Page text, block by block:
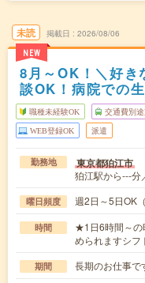
未読
NEW
掲載日 2026/08/06
8月～OK！＼好き
談OK！病院での
職種未経験OK 交通費別途
WEB登録OK 派遣
勤務地 東京都狛江市
狛江駅から---分
曜日頻度 週2日～5日OK
時間
★1日6時間～の
められますシ
期間 長期のお仕事